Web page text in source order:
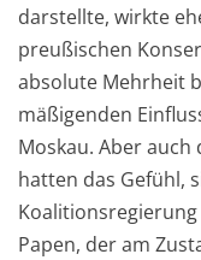
darstellte, wirkte
preußischen
absolute Mehrheit
mäßigenden
Moskau. Aber
hatten das Gefühl,
Papen, der am